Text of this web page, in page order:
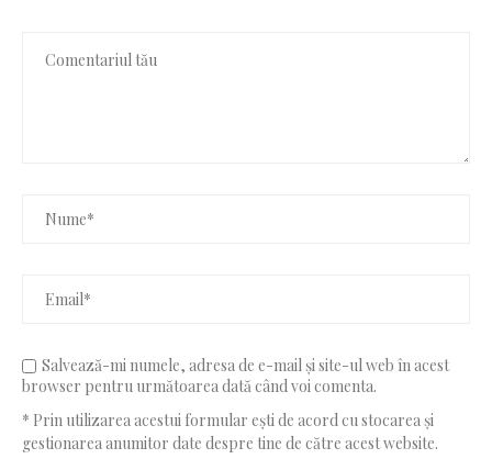
Salvează-mi numele, adresa de e-mail și site-ul web în acest
browser pentru următoarea dată când voi comenta.
* Prin utilizarea acestui formular ești de acord cu stocarea și
gestionarea anumitor date despre tine de către acest website.